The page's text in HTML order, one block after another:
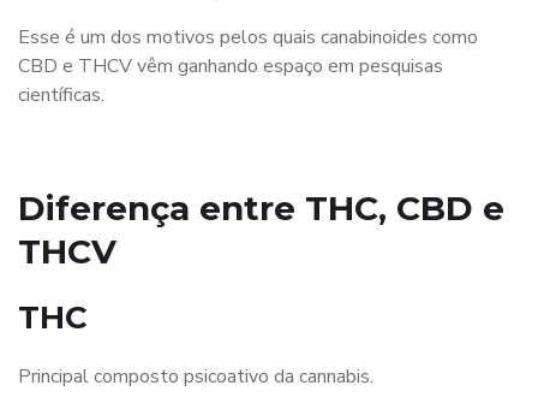
Esse é um dos motivos pelos quais canabinoides como
CBD e THCV vêm ganhando espaço em pesquisas
científicas.
Diferença entre THC, CBD e
THCV
THC
Principal composto psicoativo da cannabis.